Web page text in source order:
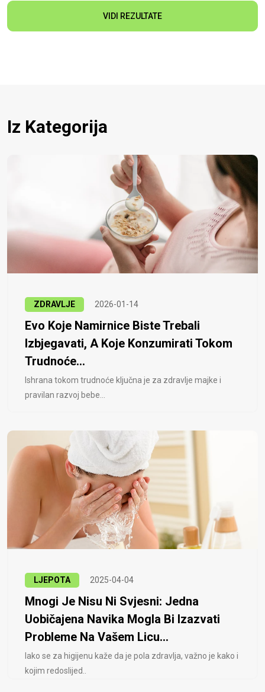
VIDI REZULTATE
Iz Kategorija
ZDRAVLJE 2026-01-14
Evo Koje Namirnice Biste Trebali
Izbjegavati, A Koje Konzumirati Tokom
Trudnoće...
Ishrana tokom trudnoće ključna je za zdravlje majke i
pravilan razvoj bebe...
LJEPOTA 2025-04-04
Mnogi Je Nisu Ni Svjesni: Jedna
Uobičajena Navika Mogla Bi Izazvati
Probleme Na Vašem Licu...
Iako se za higijenu kaže da je pola zdravlja, važno je kako i
kojim redoslijed..